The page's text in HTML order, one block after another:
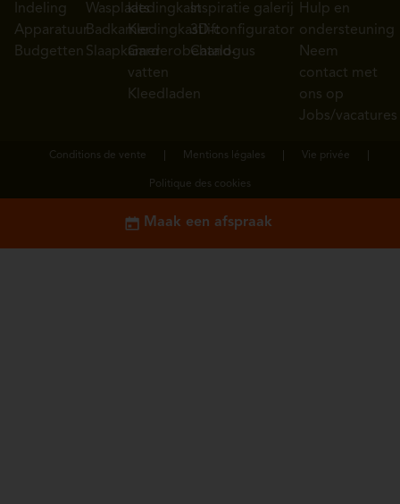
Indeling
Apparatuur
Budgetten
Wasplaats
Badkamer
Slaapkamer
kledingkast
Kledingkastlift
Garderobehand-
vatten
Kleedladen
Inspiratie galerij
3D-configurator
Catalogus
Hulp en
ondersteuning
Neem
contact met
ons op
Jobs/vacatures
Conditions de vente Mentions légales Vie privée
Politique des cookies
Maak een afspraak